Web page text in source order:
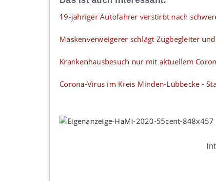
19-jähriger Autofahrer verstirbt nach
Maskenverweigerer schlägt Zugbegleiter
Krankenhausbesuch nur mit aktuellem
Corona-Virus im Kreis Minden-Lübbecke -